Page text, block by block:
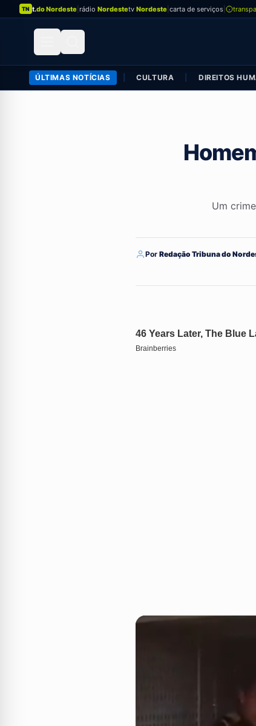
TN t.do Nordeste rádio Nordestetv Nordeste carta de serviços
ÚLTIMAS NOTÍCIAS CULTURA DIREITOS
Um
Por Redação Tribuna do